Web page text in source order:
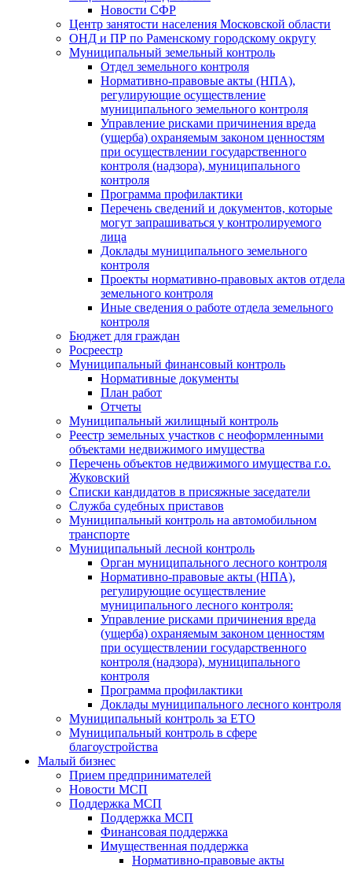
Новости СФР
Центр занятости населения Московской области
ОНД и ПР по Раменскому городскому округу
Муниципальный земельный контроль
Отдел земельного контроля
Нормативно-правовые акты (НПА),
регулирующие осуществление
муниципального земельного контроля
Управление рисками причинения вреда
(ущерба) охраняемым законом ценностям
при осуществлении государственного
контроля (надзора), муниципального
контроля
Программа профилактики
Перечень сведений и документов, которые
могут запрашиваться у контролируемого
лица
Доклады муниципального земельного
контроля
Проекты нормативно-правовых актов отдела
земельного контроля
Иные сведения о работе отдела земельного
контроля
Бюджет для граждан
Росреестр
Муниципальный финансовый контроль
Нормативные документы
План работ
Отчеты
Муниципальный жилищный контроль
Реестр земельных участков с неоформленными
объектами недвижимого имущества
Перечень объектов недвижимого имущества г.о.
Жуковский
Списки кандидатов в присяжные заседатели
Служба судебных приставов
Муниципальный контроль на автомобильном
транспорте
Муниципальный лесной контроль
Орган муниципального лесного контроля
Нормативно-правовые акты (НПА),
регулирующие осуществление
муниципального лесного контроля:
Управление рисками причинения вреда
(ущерба) охраняемым законом ценностям
при осуществлении государственного
контроля (надзора), муниципального
контроля
Программа профилактики
Доклады муниципального лесного контроля
Муниципальный контроль за ЕТО
Муниципальный контроль в сфере
благоустройства
Малый бизнес
Прием предпринимателей
Новости МСП
Поддержка МСП
Поддержка МСП
Финансовая поддержка
Имущественная поддержка
Нормативно-правовые акты